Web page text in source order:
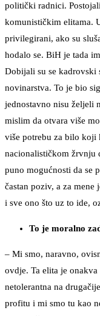
politički radnici.
komunističkim elitama.
privilegirani, ako su
hodalo se. BiH je tada
Dobijali su se
novinarstva. To je bio
jednostavno nisu željeli
mislim da otvara više
više potrebu za bilo koji
nacionalističkom žrvnju
puno mogućnosti da se
častan poziv, a za mene
i sve ono što uz to ide,
To je moralno
– Mi smo, naravno,
ovdje. Ta elita je
netolerantna na
profitu i mi smo tu kao